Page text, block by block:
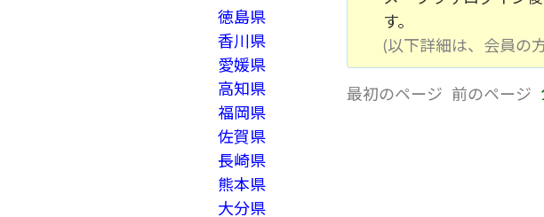
徳島県
香川県
愛媛県
高知県
福岡県
佐賀県
長崎県
熊本県
大分県
す。
(以下詳細は、会員の
最初のページ 前のページ